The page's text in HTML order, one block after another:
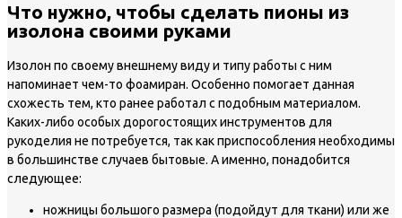
Что нужно, чтобы сделать пионы из
изолона своими руками
Изолон по своему внешнему виду и типу работы с ним
напоминает чем-то фоамиран. Особенно помогает данная
схожесть тем, кто ранее работал с подобным материалом.
Каких-либо особых дорогостоящих инструментов для
рукоделия не потребуется, так как приспособления необходимы
в большинстве случаев бытовые. А именно, понадобится
следующее:
ножницы большого размера (подойдут для ткани) или же